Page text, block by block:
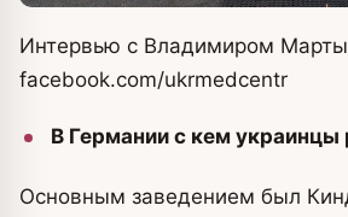
Интервью с Владимиром
facebook.com/ukrmedcentr
В Германии с кем украинцы
Основным заведением был